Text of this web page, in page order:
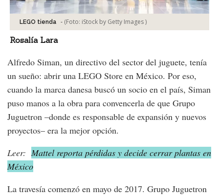
LEGO tienda - (Foto: iStock by Getty Images)
Rosalía Lara
Alfredo Siman, un directivo del sector del juguete, tenía
un sueño: abrir una LEGO Store en México. Por eso,
cuando la marca danesa buscó un socio en el país, Siman
puso manos a la obra para convencerla de que Grupo
Juguetron –donde es responsable de expansión y nuevos
proyectos– era la mejor opción.
Leer: Mattel reporta pérdidas y decide cerrar plantas en
México
La travesía comenzó en mayo de 2017. Grupo Juguetron